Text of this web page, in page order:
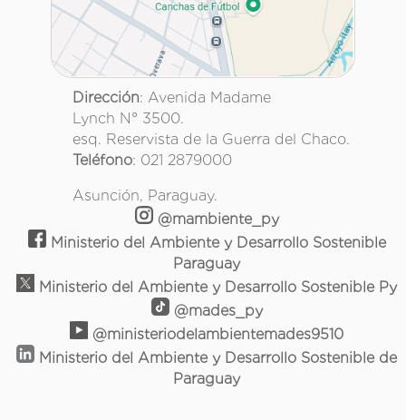
Dirección: Avenida Madame
Lynch N° 3500.
esq. Reservista de la Guerra del Chaco.
Teléfono: 021 2879000
Asunción, Paraguay.
@mambiente_py
Ministerio del Ambiente y Desarrollo Sostenible
Paraguay
Ministerio del Ambiente y Desarrollo Sostenible Py
@mades_py
@ministeriodelambientemades9510
Ministerio del Ambiente y Desarrollo Sostenible de
Paraguay